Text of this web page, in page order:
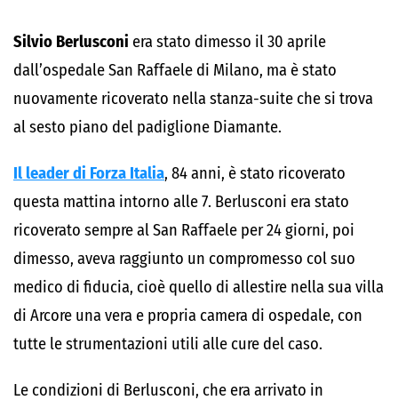
Silvio Berlusconi era stato dimesso il 30 aprile
dall’ospedale San Raffaele di Milano, ma è stato
nuovamente ricoverato nella stanza-suite che si trova
al sesto piano del padiglione Diamante.
Il leader di Forza Italia, 84 anni, è stato ricoverato
questa mattina intorno alle 7. Berlusconi era stato
ricoverato sempre al San Raffaele per 24 giorni, poi
dimesso, aveva raggiunto un compromesso col suo
medico di fiducia, cioè quello di allestire nella sua villa
di Arcore una vera e propria camera di ospedale, con
tutte le strumentazioni utili alle cure del caso.
Le condizioni di Berlusconi, che era arrivato in